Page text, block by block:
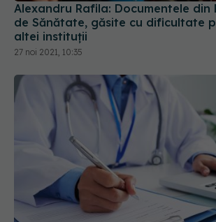
Alexandru Rafila: Documentele din
de Sănătate, găsite cu dificultate
altei instituții
27 noi 2021, 10:35